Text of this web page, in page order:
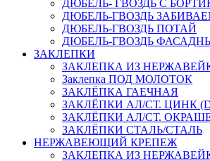
ДЮБЕЛЬ- ГВОЗДЬ С
ДЮБЕЛЬ-ГВОЗДЬ
ДЮБЕЛЬ-ГВОЗДЬ ПОТАЙ
ДЮБЕЛЬ-ГВОЗДЬ
ЗАКЛЕПКИ
ЗАКЛЕПКА ИЗ
Заклепка ПОД МОЛОТОК
ЗАКЛЁПКА ГАЕЧНАЯ
ЗАКЛЁПКИ АЛ/СТ. ЦИНК
ЗАКЛЁПКИ АЛ/СТ.
ЗАКЛЁПКИ СТАЛЬ/СТАЛЬ
НЕРЖАВЕЮЩИЙ КРЕПЕЖ
ЗАКЛЕПКА ИЗ